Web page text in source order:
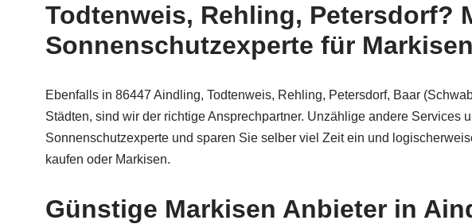
Todtenweis, Rehling, Petersdorf?
Sonnenschutzexperte für
Ebenfalls in 86447 Aindling, Todtenweis, Rehling, Petersdorf, Baar
Städten, sind wir der richtige Ansprechpartner. Unzählige andere
Sonnenschutzexperte und sparen Sie selber viel Zeit ein und
kaufen oder Markisen.
Günstige Markisen Anbieter in